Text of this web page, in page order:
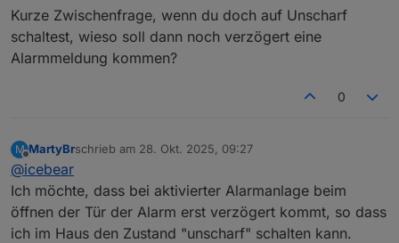
Kurze Zwischenfrage, wenn du doch auf Unscharf
schaltest, wieso soll dann noch verzögert eine
Alarmmeldung kommen?
0
M
Offline
MartyBrschrieb am 28. Okt. 2025, 09:27
zuletzt editiert von
@icebear
Ich möchte, dass bei aktivierter Alarmanlage beim
öffnen der Tür der Alarm erst verzögert kommt, so dass
ich im Haus den Zustand "unscharf" schalten kann.